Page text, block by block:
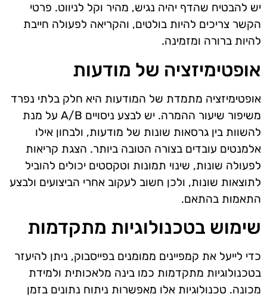
יש להבטיח שהדף יהיה נגיש, מהיר וקל לניווט. פרטי
הקשר צריכים להיות בולטים, והקריאה לפעולה חייבת
להיות ברורה ומזמינה.
אופטימיזציה של מודעות
אופטימיזציה מתמדת של המודעות היא חלק בלתי נפרד
משיפור שיעור ההמרה. יש לבצע ניסויים A/B על מנת
להשוות בין גרסאות שונות של מודעות, ולבחון אילו
אלמנטים עובדים בצורה הטובה ביותר. הצגת קריאות
לפעולה שונות, שינוי תמונות וטקסטים יכולים להוביל
לתוצאות שונות, ולכן חשוב לעקוב אחרי הביצועים ולבצע
התאמות בהתאם.
שימוש בטכנולוגיות מתקדמות
כדי לייעל את קמפיינים ממומנים בפייסבוק, ניתן להיעזר
בטכנולוגיות מתקדמות כמו בינה מלאכותית ולמידת
מכונה. טכנולוגיות אלו מאפשרות ניתוח נתונים בזמן